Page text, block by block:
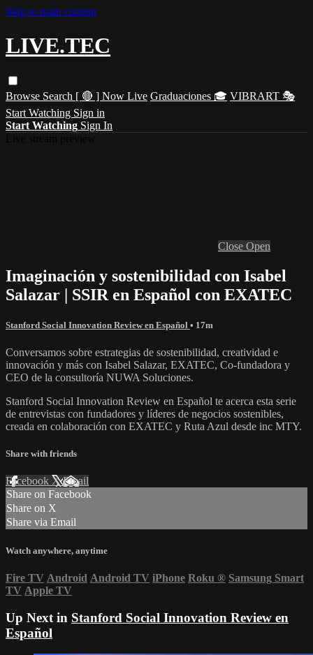
Skip to main content
LIVE.TEC
Browse Search [ 🔴 ] Now Live Graduaciones 🎓 VIBRART 🎭
Start Watching Sign in
Start Watching Sign In
Close Open
Imaginación y sostenibilidad con Isabel
Salazar | SSIR en Español con EXATEC
Stanford Social Innovation Review en Español • 17m
Conversamos sobre estrategias de sostenibilidad, creatividad e
innovación y más con Isabel Salazar, EXATEC, Co-fundadora y
CEO de la consultoría NUWA Soluciones.
Stanford Social Innovation Review en Español te acerca esta serie
de entrevistas con fundadores y líderes de negocios sostenibles,
creada en colaboración con EXATEC y Ruta Azul desde inc MTY.
Share with friends
Facebook XEmail
Share on Facebook
Share on X
Share via Email
Watch anywhere, anytime
Fire TV Android Android TV iPhone Roku ® Samsung Smart
TV Apple TV
Up Next in Stanford Social Innovation Review en
Español